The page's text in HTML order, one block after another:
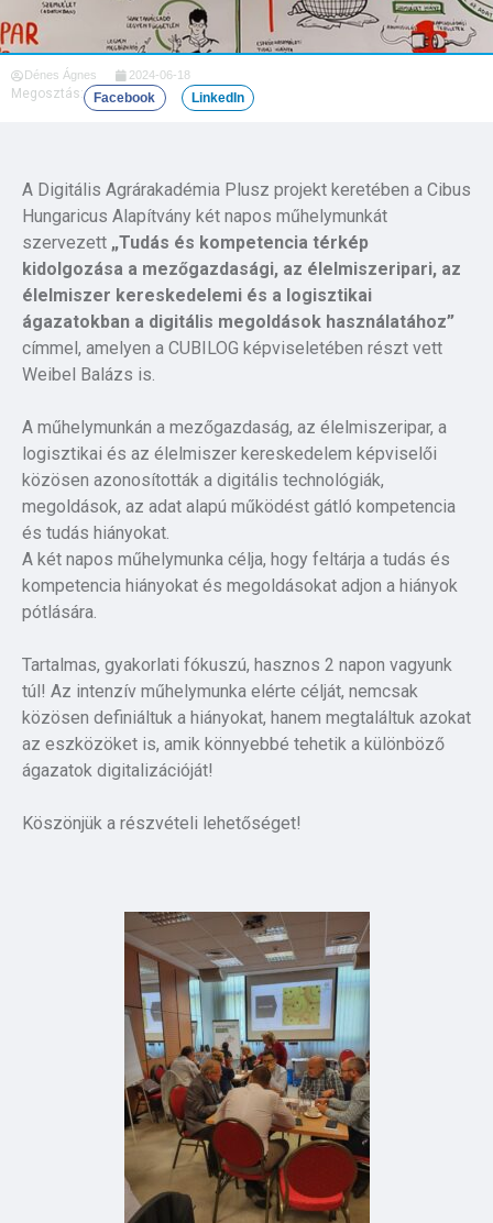
Dénes Ágnes 2024-06-18
Megosztás: Facebook LinkedIn
A Digitális Agrárakadémia Plusz projekt keretében a Cibus
Hungaricus Alapítvány két napos műhelymunkát
szervezett „Tudás és kompetencia térkép
kidolgozása a mezőgazdasági, az élelmiszeripari, az
élelmiszer kereskedelemi és a logisztikai
ágazatokban a digitális megoldások használatához”
címmel, amelyen a CUBILOG képviseletében részt vett
Weibel Balázs is.
A műhelymunkán a mezőgazdaság, az élelmiszeripar, a
logisztikai és az élelmiszer kereskedelem képviselői
közösen azonosították a digitális technológiák,
megoldások, az adat alapú működést gátló kompetencia
és tudás hiányokat.
A két napos műhelymunka célja, hogy feltárja a tudás és
kompetencia hiányokat és megoldásokat adjon a hiányok
pótlására.
Tartalmas, gyakorlati fókuszú, hasznos 2 napon vagyunk
túl! Az intenzív műhelymunka elérte célját, nemcsak
közösen definiáltuk a hiányokat, hanem megtaláltuk azokat
az eszközöket is, amik könnyebbé tehetik a különböző
ágazatok digitalizációját!
Köszönjük a részvételi lehetőséget!